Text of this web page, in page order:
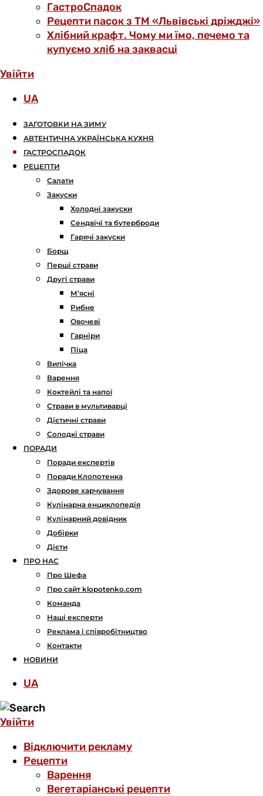
ГастроСпадок
Рецепти пасок з ТМ «Львівські дріжджі»
Хлібний крафт. Чому ми їмо, печемо та
купуємо хліб на заквасці
Увійти
UA
ЗАГОТОВКИ НА ЗИМУ
АВТЕНТИЧНА УКРАЇНСЬКА КУХНЯ
ГАСТРОСПАДОК
РЕЦЕПТИ
Салати
Закуски
Холодні закуски
Сендвічі та бутерброди
Гарячі закуски
Борщ
Перші страви
Другі страви
М’ясні
Рибне
Овочеві
Гарніри
Піца
Випічка
Варення
Коктейлі та напої
Страви в мультиварці
Дієтичні страви
Солодкі страви
ПОРАДИ
Поради експертів
Поради Клопотенка
Здорове харчування
Кулінарна енциклопедія
Кулінарний довідник
Добірки
Дієти
ПРО НАС
Про Шефа
Про сайт klopotenko.com
Команда
Наші експерти
Реклама і співробітництво
Контакти
НОВИНИ
UA
Увійти
Відключити рекламу
Рецепти
Варення
Вегетаріанські рецепти